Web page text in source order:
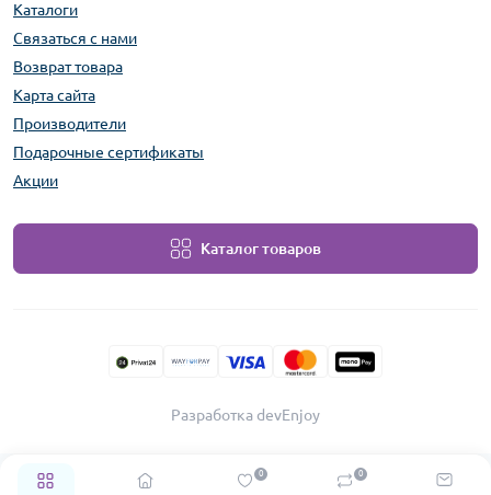
0 0
Каталоги
Связаться с нами
Возврат товара
Карта сайта
Производители
Подарочные сертификаты
Акции
Каталог товаров
Разработка devEnjoy